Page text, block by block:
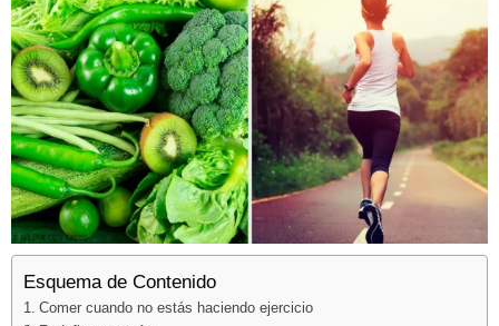
Esquema de Contenido
Comer cuando no estás haciendo ejercicio